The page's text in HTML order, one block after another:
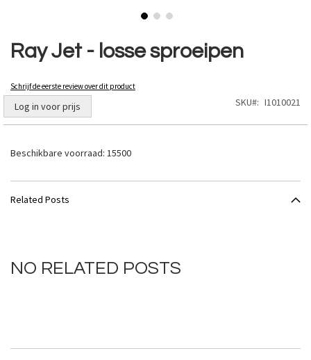
Ray Jet - losse sproeipen
Schrijf de eerste review over dit product
Log in voor prijs SKU I1010021
Beschikbare voorraad: 15500
naar
het
van
afbeeldingen-
gallerij
Related Posts
NO RELATED POSTS